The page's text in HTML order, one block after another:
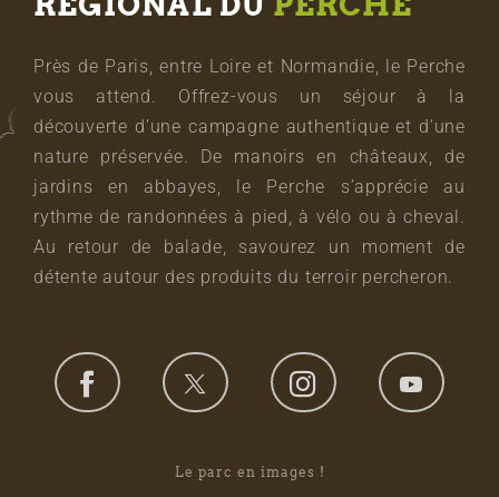
Près de Paris, entre Loire et Normandie, le Perche
vous attend. Offrez-vous un séjour à la
découverte d’une campagne authentique et d’une
nature préservée. De manoirs en châteaux, de
jardins en abbayes, le Perche s’apprécie au
rythme de randonnées à pied, à vélo ou à cheval.
Au retour de balade, savourez un moment de
détente autour des produits du terroir percheron.
Le parc en images !